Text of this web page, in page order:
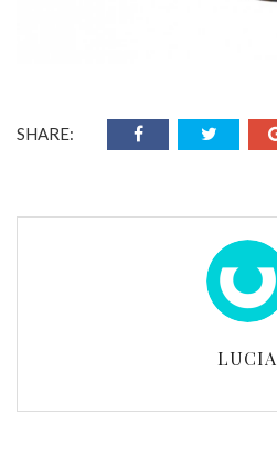
SHARE:
LUCIA